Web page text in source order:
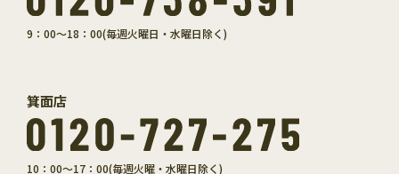
9：00～18：00(毎週火曜日・水曜日除く)
箕面店
10：00～17：00(毎週火曜・水曜日除く)